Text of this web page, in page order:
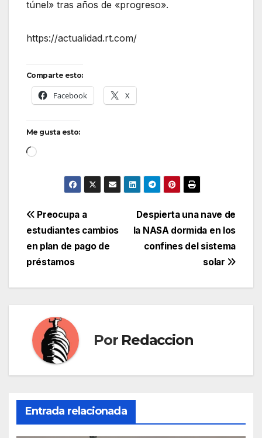
túnel» tras años de «progreso».
https://actualidad.rt.com/
Comparte esto:
Facebook X
Me gusta esto:
Cargando...
Navegación
de
entradas
Despierta una nave de
la NASA dormida en los
confines del sistema
solar
Preocupa a
estudiantes cambios
en plan de pago de
préstamos
Por Redaccion
Entrada relacionada